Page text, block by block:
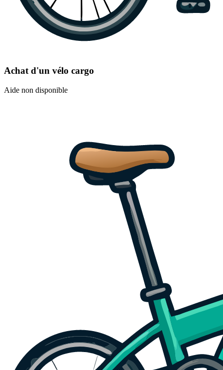
Achat d'un vélo cargo
Aide non disponible